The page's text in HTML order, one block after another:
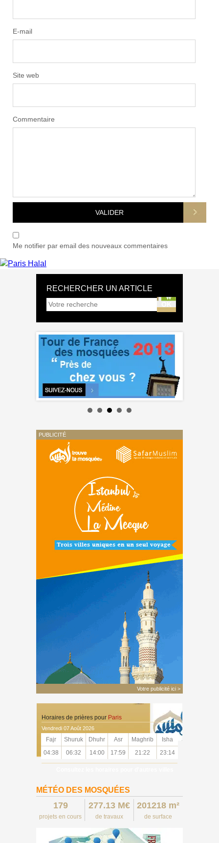
E-mail
Site web
Commentaire
Me notifier par email des nouveaux commentaires
RECHERCHER UN ARTICLE
PUBLICITÉ
Votre publicité ici >
Horaires de prières pour Paris
Vendredi 07 Août 2026
Fajr Shuruk Dhuhr Asr Maghrib
Isha
04:38
06:32 14:00 17:59 21:22 23:14
MÉTÉO DES MOSQUÉES
179
projets en cours
277.13 M€
de travaux
201218 m²
de surface